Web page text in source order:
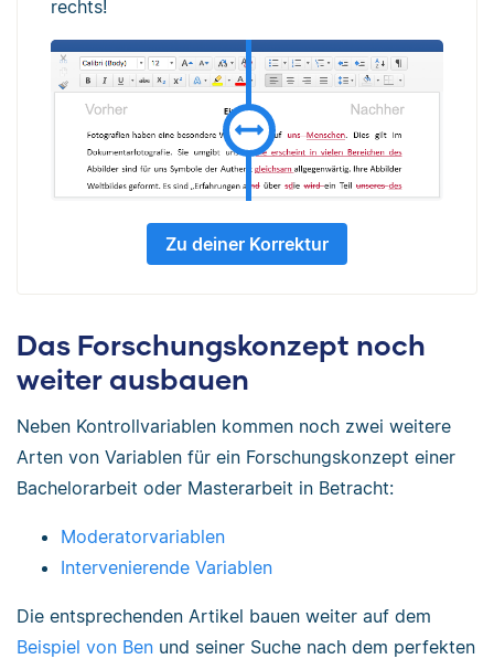
rechts!
Zu deiner Korrektur
Das Forschungskonzept noch
weiter ausbauen
Neben Kontrollvariablen kommen noch zwei weitere
Arten von Variablen für ein Forschungskonzept einer
Bachelorarbeit oder Masterarbeit in Betracht:
Moderatorvariablen
Intervenierende Variablen
Die entsprechenden Artikel bauen weiter auf dem
Beispiel von Ben und seiner Suche nach dem perfekten